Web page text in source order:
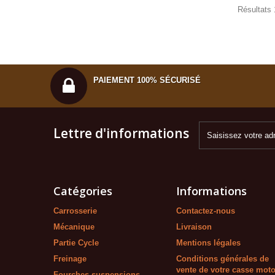
Résultats
PAIEMENT 100% SÉCURISÉ
Lettre d'informations
Catégories
Carrosserie
Mécanique
Partie Cycle
Freinage
Informations
Contactez-nous
Livraison
Mentions légales
Conditions générales de
vente de votre casse moto